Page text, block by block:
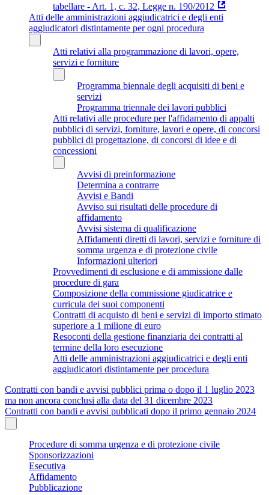
tabellare - Art. 1, c. 32, Legge n. 190/2012
Atti delle amministrazioni aggiudicatrici e degli enti
aggiudicatori distintamente per ogni procedura
Atti relativi alla programmazione di lavori, opere,
servizi e forniture
Programma biennale degli acquisiti di beni e
servizi
Programma triennale dei lavori pubblici
Atti relativi alle procedure per l'affidamento di appalti
pubblici di servizi, forniture, lavori e opere, di concorsi
pubblici di progettazione, di concorsi di idee e di
concessioni
Avvisi di preinformazione
Determina a contrarre
Avvisi e Bandi
Avviso sui risultati delle procedure di
affidamento
Avvisi sistema di qualificazione
Affidamenti diretti di lavori, servizi e forniture di
somma urgenza e di protezione civile
Informazioni ulteriori
Provvedimenti di esclusione e di ammissione dalle
procedure di gara
Composizione della commissione giudicatrice e
curricula dei suoi componenti
Contratti di acquisto di beni e servizi di importo stimato
superiore a 1 milione di euro
Resoconti della gestione finanziaria dei contratti al
termine della loro esecuzione
Atti delle amministrazioni aggiudicatrici e degli enti
aggiudicatori distintamente per procedura
Contratti con bandi e avvisi pubblici prima o dopo il 1 luglio 2023
ma non ancora conclusi alla data del 31 dicembre 2023
Contratti con bandi e avvisi pubblicati dopo il primo gennaio 2024
Procedure di somma urgenza e di protezione civile
Sponsorizzazioni
Esecutiva
Affidamento
Pubblicazione